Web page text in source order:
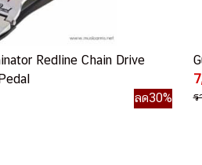
Redline Chain Drive
ลด30% ร